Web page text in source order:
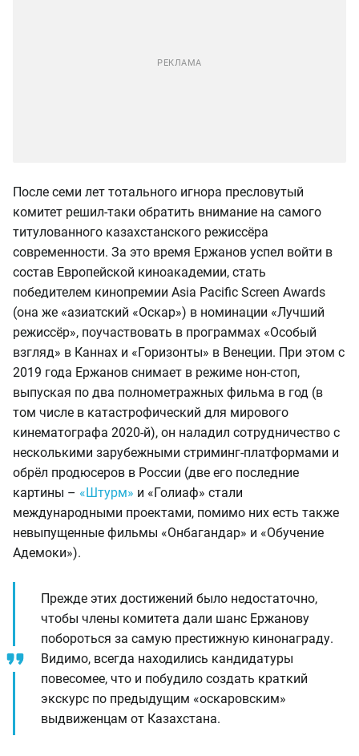
После семи лет тотального игнора пресловутый
комитет решил-таки обратить внимание на самого
титулованного казахстанского режиссёра
современности. За это время Ержанов успел войти в
состав Европейской киноакадемии, стать
победителем кинопремии Asia Pacific Screen Awards
(она же «азиатский «Оскар») в номинации «Лучший
режиссёр», поучаствовать в программах «Особый
взгляд» в Каннах и «Горизонты» в Венеции. При этом с
2019 года Ержанов снимает в режиме нон-стоп,
выпуская по два полнометражных фильма в год (в
том числе в катастрофический для мирового
кинематографа 2020-й), он наладил сотрудничество с
несколькими зарубежными стриминг-платформами и
обрёл продюсеров в России (две его последние
картины – «Штурм» и «Голиаф» стали
международными проектами, помимо них есть также
невыпущенные фильмы «Онбагандар» и «Обучение
Адемоки»).
Прежде этих достижений было недостаточно,
чтобы члены комитета дали шанс Ержанову
побороться за самую престижную кинонаграду.
Видимо, всегда находились кандидатуры
повесомее, что и побудило создать краткий
экскурс по предыдущим «оскаровским»
выдвиженцам от Казахстана.